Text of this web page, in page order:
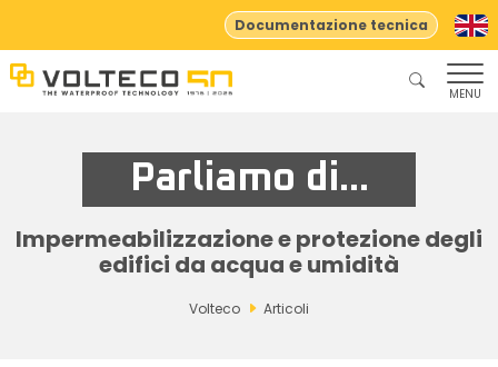
Documentazione tecnica
MENU
Parliamo di...
Impermeabilizzazione e protezione degli
edifici da acqua e umidità
Volteco Articoli